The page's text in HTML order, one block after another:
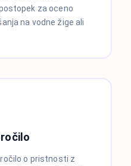
za oceno
na vodne žige ali
o pristnosti z